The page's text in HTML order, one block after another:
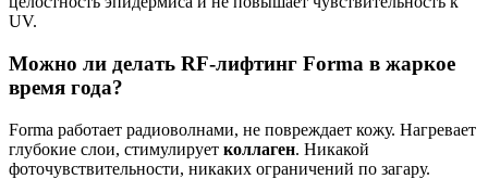
UV.
Можно ли делать RF-лифтинг Forma в жаркое
время года?
Forma работает радиоволнами, не повреждает кожу. Нагревает
глубокие слои, стимулирует коллаген. Никакой
фоточувствительности, никаких ограничений по загару.